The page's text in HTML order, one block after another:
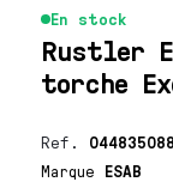
En stock
Rustler
torche
Ref.
Marque ESAB